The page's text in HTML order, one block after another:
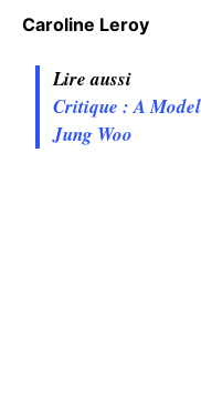
Caroline Leroy
Lire aussi
Critique : A
Jung Woo